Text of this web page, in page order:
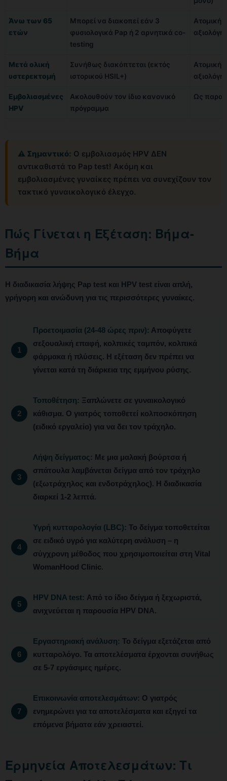
Άνω των 65
ετών
Μπορεί να διακοπεί εάν 3
φυσιολογικά Pap ή 2 αρνητικά co-
testing
Ατομική
Μετά ολική
υστερεκτομή
Συνήθως διακόπτεται (εκτός
ιστορικού HSIL+)
Ατομική
Εμβολιασμένες
HPV
Ακολουθούν τον ίδιο κανονικό
πρόγραμμα
Ως
⚠️ Σημαντικό: Ο εμβολιασμός HPV ΔΕΝ
αντικαθιστά το Pap test! Ακόμη και
εμβολιασμένες γυναίκες πρέπει να συνεχίζουν τον
τακτικό γυναικολογικό έλεγχο.
Πώς Γίνεται η Εξέταση: Βήμα-
Βήμα
Η διαδικασία λήψης Pap test και HPV test είναι απλή,
γρήγορη και ανώδυνη για τις περισσότερες γυναίκες.
Προετοιμασία (24-48 ώρες πριν): Αποφύγετε
σεξουαλική επαφή, κολπικές ταμπόν, κολπικά
φάρμακα ή πλύσεις. Η εξέταση δεν πρέπει να
γίνεται κατά τη διάρκεια της εμμήνου ρύσης.
Τοποθέτηση: Ξαπλώνετε σε γυναικολογικό
κάθισμα. Ο γιατρός τοποθετεί κολποσκόπηση
(ειδικό εργαλείο) για να δει τον τράχηλο.
Λήψη δείγματος: Με μια μαλακή βούρτσα ή
σπάτουλα λαμβάνεται δείγμα από τον τράχηλο
(εξωτράχηλος και ενδοτράχηλος). Η διαδικασία
διαρκεί 1-2 λεπτά.
Υγρή κυτταρολογία (LBC): Το δείγμα τοποθετείται
σε ειδικό υγρό για καλύτερη ανάλυση – η
σύγχρονη μέθοδος που χρησιμοποιείται στη Vital
WomanHood Clinic.
HPV DNA test: Από το ίδιο δείγμα ή ξεχωριστά,
ανιχνεύεται η παρουσία HPV DNA.
Εργαστηριακή ανάλυση: Το δείγμα εξετάζεται από
κυτταρολόγο. Τα αποτελέσματα έρχονται συνήθως
σε 5-7 εργάσιμες ημέρες.
Επικοινωνία αποτελεσμάτων: Ο γιατρός
ενημερώνει για τα αποτελέσματα και εξηγεί τα
επόμενα βήματα εάν χρειαστεί.
Ερμηνεία Αποτελεσμάτων: Τι